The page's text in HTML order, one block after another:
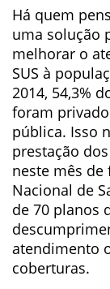
Há quem
uma solução
melhorar o
SUS à
2014, 54,3%
foram
pública. Isso
prestação
neste mês de
Nacional de
de 70 planos
atendimento
coberturas.